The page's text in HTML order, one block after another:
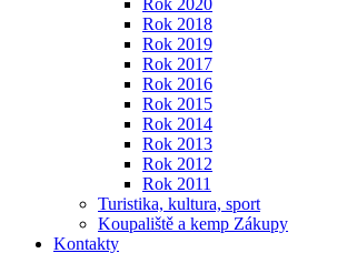
Rok 2020
Rok 2018
Rok 2019
Rok 2017
Rok 2016
Rok 2015
Rok 2014
Rok 2013
Rok 2012
Rok 2011
Turistika, kultura, sport
Koupaliště a kemp Zákupy
Kontakty